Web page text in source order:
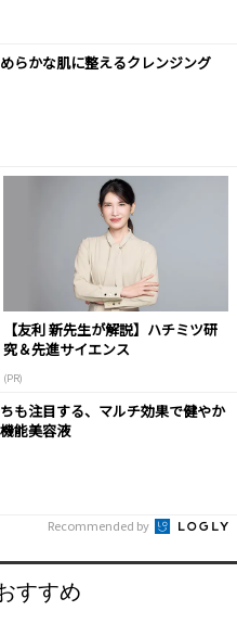
らかな肌に整えるクレンジング
【友利 新先生が解説】ハチミツ研
究＆先進サイエンス
(PR)
も注目する、マルチ効果で健やか
能美容液
Recommended by
すすめ